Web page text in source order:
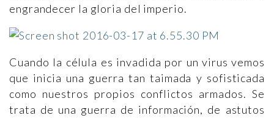
engrandecer la gloria del imperio.
Cuando la célula es invadida por un virus vemos
que inicia una guerra tan taimada y sofisticada
como nuestros propios conflictos armados. Se
trata de una guerra de información, de astutos